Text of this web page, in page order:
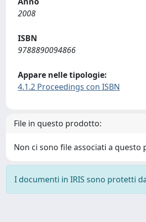
2008
ISBN
9788890094866
Appare nelle tipologie:
4.1.2 Proceedings con ISBN
File in questo prodotto:
Non ci sono file associati a questo
I documenti in IRIS sono protetti